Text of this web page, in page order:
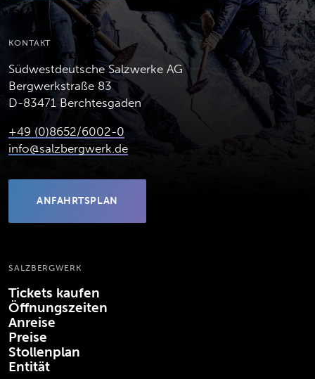
KONTAKT
Südwestdeutsche Salzwerke AG
Bergwerkstraße 83
D-83471 Berchtesgaden
+49 (0)8652/6002-0
info@salzbergwerk.de
ANFAHRTSPLAN
(ÖFFNET IN NEUEM TAB)
SALZBERGWERK
Tickets kaufen
Öffnungszeiten
Anreise
Preise
Stollenplan
Entität